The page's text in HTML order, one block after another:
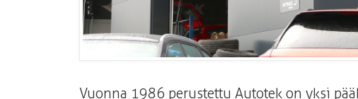
Vuonna 1986 perustettu Autotek on yksi